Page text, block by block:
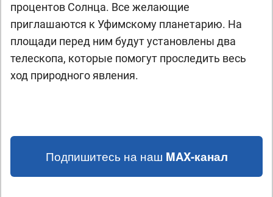
процентов Солнца. Все желающие
приглашаются к Уфимскому планетарию. На
площади перед ним будут установлены два
телескопа, которые помогут проследить весь
ход природного явления.
Подпишитесь на наш MAX-канал